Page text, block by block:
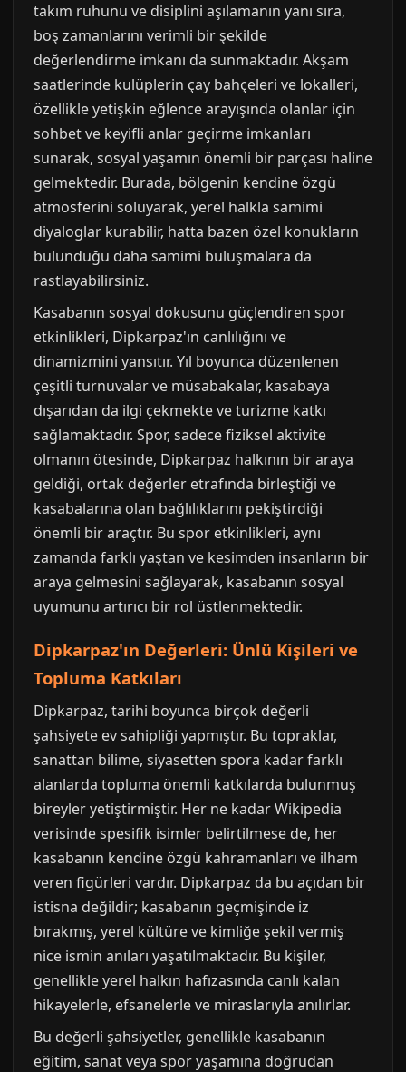
takım ruhunu ve disiplini aşılamanın yanı sıra,
boş zamanlarını verimli bir şekilde
değerlendirme imkanı da sunmaktadır. Akşam
saatlerinde kulüplerin çay bahçeleri ve lokalleri,
özellikle yetişkin eğlence arayışında olanlar için
sohbet ve keyifli anlar geçirme imkanları
sunarak, sosyal yaşamın önemli bir parçası haline
gelmektedir. Burada, bölgenin kendine özgü
atmosferini soluyarak, yerel halkla samimi
diyaloglar kurabilir, hatta bazen özel konukların
bulunduğu daha samimi buluşmalara da
rastlayabilirsiniz.
Kasabanın sosyal dokusunu güçlendiren spor
etkinlikleri, Dipkarpaz'ın canlılığını ve
dinamizmini yansıtır. Yıl boyunca düzenlenen
çeşitli turnuvalar ve müsabakalar, kasabaya
dışarıdan da ilgi çekmekte ve turizme katkı
sağlamaktadır. Spor, sadece fiziksel aktivite
olmanın ötesinde, Dipkarpaz halkının bir araya
geldiği, ortak değerler etrafında birleştiği ve
kasabalarına olan bağlılıklarını pekiştirdiği
önemli bir araçtır. Bu spor etkinlikleri, aynı
zamanda farklı yaştan ve kesimden insanların bir
araya gelmesini sağlayarak, kasabanın sosyal
uyumunu artırıcı bir rol üstlenmektedir.
Dipkarpaz'ın Değerleri: Ünlü Kişileri ve
Topluma Katkıları
Dipkarpaz, tarihi boyunca birçok değerli
şahsiyete ev sahipliği yapmıştır. Bu topraklar,
sanattan bilime, siyasetten spora kadar farklı
alanlarda topluma önemli katkılarda bulunmuş
bireyler yetiştirmiştir. Her ne kadar Wikipedia
verisinde spesifik isimler belirtilmese de, her
kasabanın kendine özgü kahramanları ve ilham
veren figürleri vardır. Dipkarpaz da bu açıdan bir
istisna değildir; kasabanın geçmişinde iz
bırakmış, yerel kültüre ve kimliğe şekil vermiş
nice ismin anıları yaşatılmaktadır. Bu kişiler,
genellikle yerel halkın hafızasında canlı kalan
hikayelerle, efsanelerle ve miraslarıyla anılırlar.
Bu değerli şahsiyetler, genellikle kasabanın
eğitim, sanat veya spor yaşamına doğrudan